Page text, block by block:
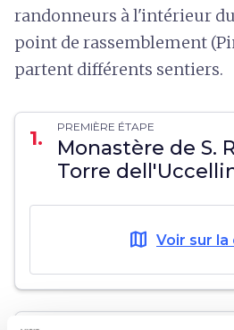
randonneurs à l'intérieur
point de rassemblement
partent différents sentiers.
1. PREMIÈRE ÉTAPE
Monastère de S.
Torre
map Voir sur la